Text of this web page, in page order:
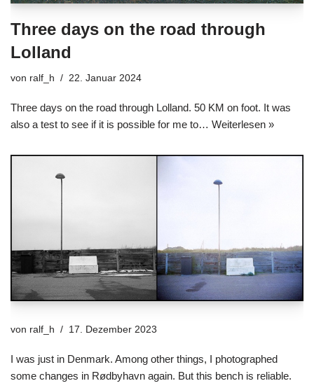
Three days on the road through
Lolland
von ralf_h 22. Januar 2024
Three days on the road through Lolland. 50 KM on foot. It was
also a test to see if it is possible for me to… Weiterlesen »
von ralf_h 17. Dezember 2023
I was just in Denmark. Among other things, I photographed
some changes in Rødbyhavn again. But this bench is reliable.